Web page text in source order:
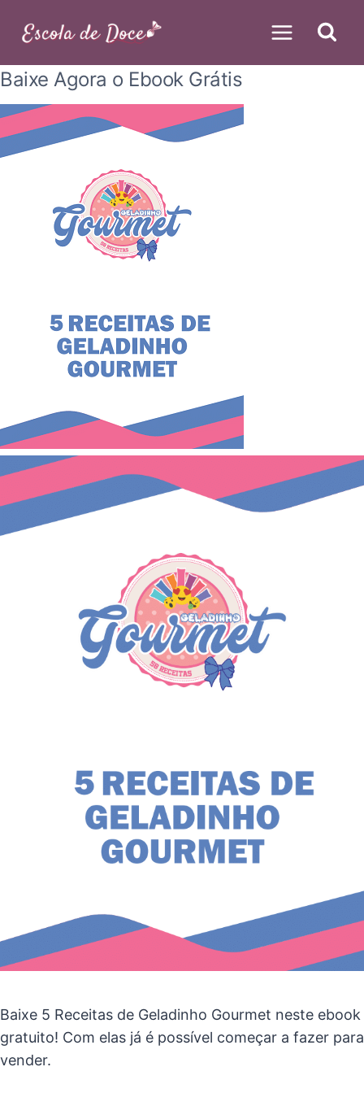
para
Conteúdo
Baixe Agora o Ebook Grátis
Baixe 5 Receitas de Geladinho Gourmet neste ebook
gratuito! Com elas já é possível começar a fazer para
vender.